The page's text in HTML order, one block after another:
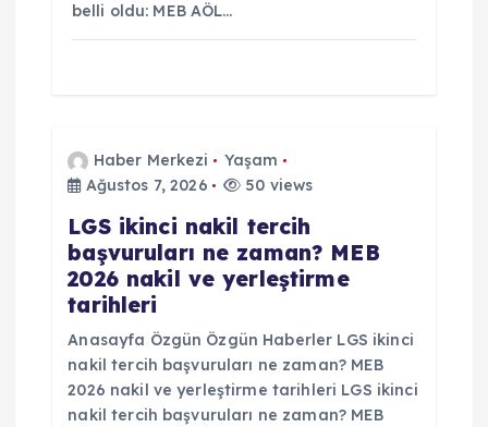
belli oldu: MEB AÖL…
Haber Merkezi
Yaşam
Ağustos 7, 2026
50 views
LGS ikinci nakil tercih
başvuruları ne zaman? MEB
2026 nakil ve yerleştirme
tarihleri
Anasayfa Özgün Özgün Haberler LGS ikinci
nakil tercih başvuruları ne zaman? MEB
2026 nakil ve yerleştirme tarihleri LGS ikinci
nakil tercih başvuruları ne zaman? MEB